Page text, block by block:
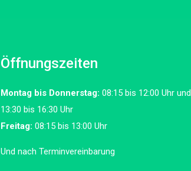
Öffnungszeiten
Montag bis Donnerstag: 08:15 bis 12:00 Uhr und
13:30 bis 16:30 Uhr
Freitag: 08:15 bis 13:00 Uhr
Und nach Terminvereinbarung